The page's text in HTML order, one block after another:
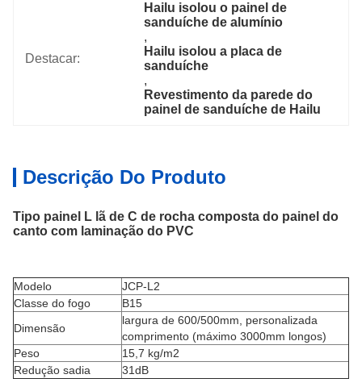
Destacar:
Hailu isolou o painel de
sanduíche de alumínio
,
Hailu isolou a placa de
sanduíche
,
Revestimento da parede do
painel de sanduíche de Hailu
Descrição Do Produto
Tipo painel L lã de C de rocha composta do painel do
canto com laminação do PVC
Modelo
JCP-L2
Classe do fogo
B15
Dimensão
largura de 600/500mm, personalizada
comprimento (máximo 3000mm longos)
Peso
15,7 kg/m2
Redução sadia
31dB